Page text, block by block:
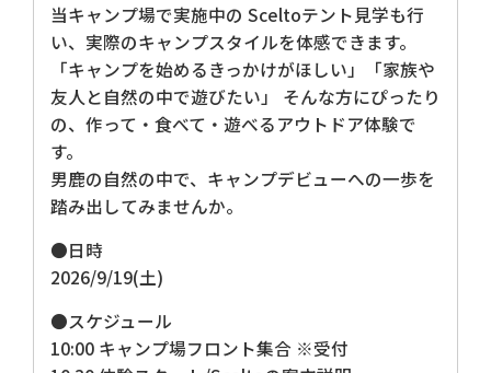
当キャンプ場で実施中の Sceltoテント見学も行
い、実際のキャンプスタイルを体感できます。
「キャンプを始めるきっかけがほしい」「家族や
友人と自然の中で遊びたい」 そんな方にぴったり
の、作って・食べて・遊べるアウトドア体験で
す。
男鹿の自然の中で、キャンプデビューへの一歩を
踏み出してみませんか。
●日時
2026/9/19(土)
●スケジュール
10:00 キャンプ場フロント集合 ※受付